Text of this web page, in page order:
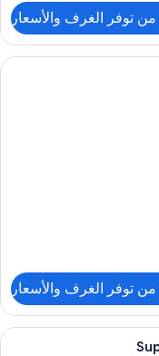
من توفر الغرف والأسعار
وخزنة داخل الغرفة ومكتب
من توفر الغرف والأسعار
وخزنة داخل الغرفة ومكتب